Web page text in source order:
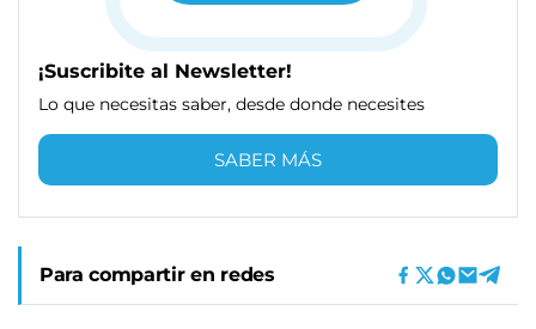
¡Suscribite al Newsletter!
Lo que necesitas saber, desde donde necesites
SABER MÁS
Para compartir en redes